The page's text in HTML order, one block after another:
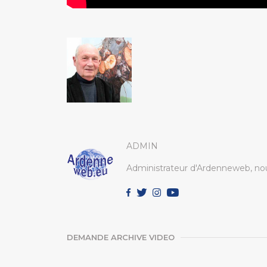
ADMIN
Administrateur d'Ardenneweb,
DEMANDE ARCHIVE VIDEO